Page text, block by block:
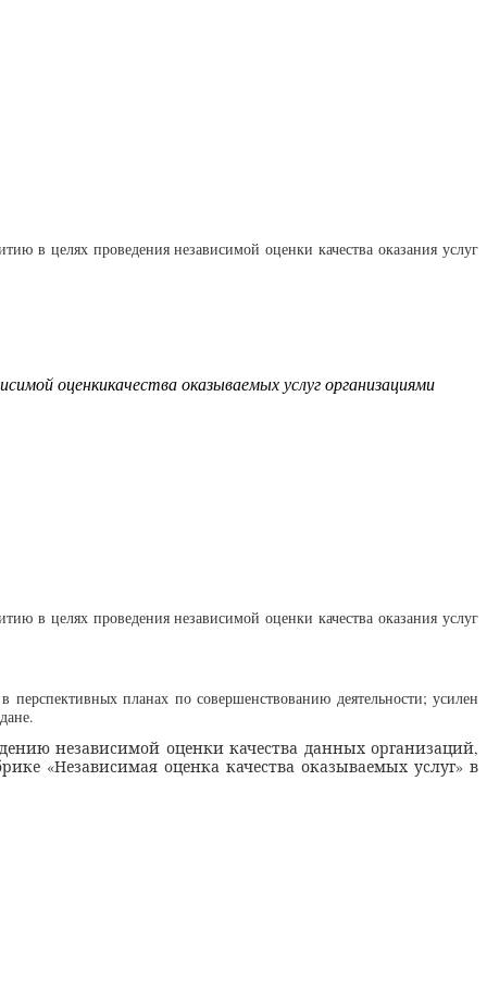
в целях проведения независимой оценки качества оказания услуг
оценкикачества оказываемых услуг организациями
в целях проведения независимой оценки качества оказания услуг
планах по совершенствованию деятельности; усилен
независимой оценки качества данных организаций,
«Независимая оценка качества оказываемых услуг» в